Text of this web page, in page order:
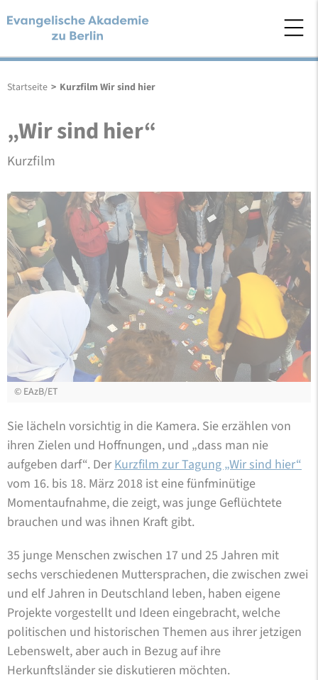
Startseite > Kurzfilm Wir sind hier
„Wir sind hier“
Kurzfilm
© EAzB/ET
Sie lächeln vorsichtig in die Kamera. Sie erzählen von
ihren Zielen und Hoffnungen, und „dass man nie
aufgeben darf“. Der Kurzfilm zur Tagung „Wir sind hier“
vom 16. bis 18. März 2018 ist eine fünfminütige
Momentaufnahme, die zeigt, was junge Geflüchtete
brauchen und was ihnen Kraft gibt.
35 junge Menschen zwischen 17 und 25 Jahren mit
sechs verschiedenen Muttersprachen, die zwischen zwei
und elf Jahren in Deutschland leben, haben eigene
Projekte vorgestellt und Ideen eingebracht, welche
politischen und historischen Themen aus ihrer jetzigen
Lebenswelt, aber auch in Bezug auf ihre
Herkunftsländer sie diskutieren möchten.